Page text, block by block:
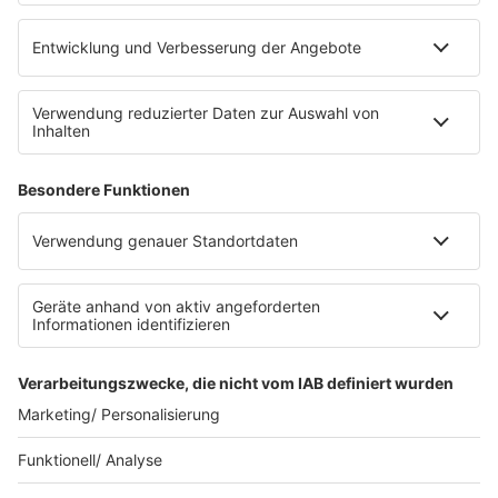
eröffnet. Direkt an der Medizinischen Klinik bietet es
E-Bikes über eine Photovoltaikanlage auf dem …
Impressum
Datenschutzerklärung
Datenschutzeinstellungen
Radioplayer